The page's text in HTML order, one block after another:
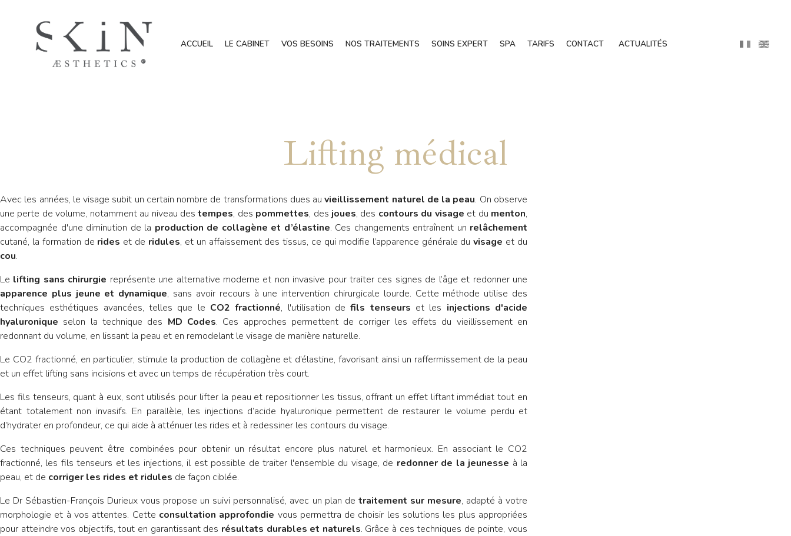
ACCUEIL LE CABINET VOS BESOINS NOS TRAITEMENTS SOINS EXPERT SPA TARIFS CONTACT ACTUALITÉS
Lifting médical
Avec les années, le visage subit un certain nombre de transformations dues auvieillissement naturel de la peau. On observe
une perte de volume, notamment au niveau destempes, des pommettes, des joues, des contours du visage et du menton,
accompagnée d'une diminution de la production de collagène et d’élastine. Ces changements entraînent un relâchement
cutané, la formation de rides et de ridules, et un affaissement des tissus, ce qui modifie l’apparence générale duvisage et du
cou.
Le lifting sans chirurgie représente une alternative moderne et non invasive pour traiter ces signes de l’âge et redonner une
apparence plus jeune et dynamique, sans avoir recours à une intervention chirurgicale lourde. Cette méthode utilise des
techniques esthétiques avancées, telles que le CO2 fractionné, l'utilisation defils tenseurs et les injections d'acide
hyaluronique selon la technique des MD Codes. Ces approches permettent de corriger les effets du vieillissement en
redonnant du volume, en lissant la peau et en remodelant le visage de manière naturelle.
Le CO2 fractionné, en particulier, stimule la production de collagène et d’élastine, favorisant ainsi un raffermissement de la peau
et un effet lifting sans incisions et avec un temps de récupération très court.
Les fils tenseurs, quant à eux, sont utilisés pour lifter la peau et repositionner les tissus, offrant un effet liftant immédiat tout en
étant totalement non invasifs. En parallèle, les injections d’acide hyaluronique permettent de restaurer le volume perdu et
d’hydrater en profondeur, ce qui aide à atténuer les rides et à redessiner les contours du visage.
Ces techniques peuvent être combinées pour obtenir un résultat encore plus naturel et harmonieux. En associant le CO2
fractionné, les fils tenseurs et les injections, il est possible de traiter l'ensemble du visage, de redonner de la jeunesse à la
peau, et de corriger les rides et ridules de façon ciblée.
Le Dr Sébastien-François Durieux vous propose un suivi personnalisé, avec un plan de traitement sur mesure, adapté à votre
morphologie et à vos attentes. Cette consultation approfondie vous permettra de choisir les solutions les plus appropriées
pour atteindre vos objectifs, tout en garantissant des résultats durables et naturels. Grâce à ces techniques de pointe, vous